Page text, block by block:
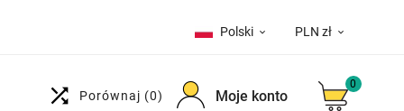
Polski  PLN zł 
 Porównaj (0) Moje konto
0